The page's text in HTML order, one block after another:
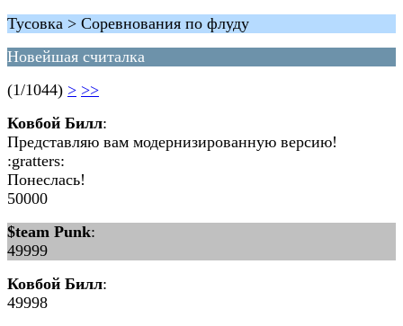
Тусовка > Соревнования по флуду
Новейшая считалка
(1/1044) > >>
Ковбой Билл:
Представляю вам модернизированную версию!
:gratters:
Понеслась!
50000
$team Punk:
49999
Ковбой Билл:
49998